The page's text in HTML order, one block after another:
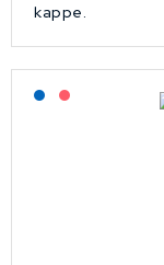
kappe.
Lagerført: NEK
På